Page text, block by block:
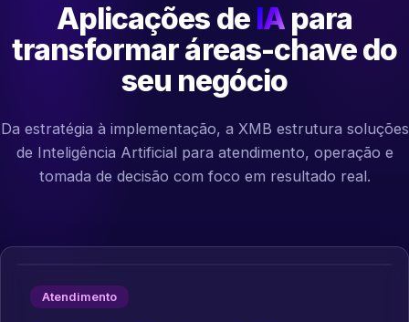
Aplicações de IApara
transformaráreas-chave do
seu negócio
Da estratégia à implementação, a XMB estrutura soluções
de Inteligência Artificial para atendimento, operação e
tomada de decisão com foco em resultado real.
Atendimento